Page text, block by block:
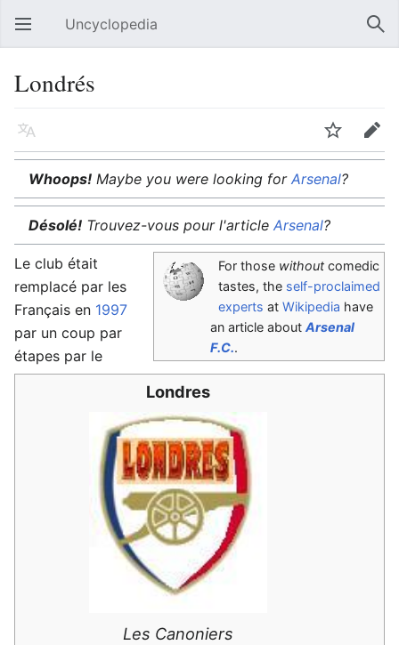
Open main menu Uncyclopedia
Londrés
Language Watch Edit
Whoops! Maybe you were looking for Arsenal?
Désolé! Trouvez-vous pour l'article Arsenal?
For those withoutcomedic
tastes, the self-proclaimed
experts at Wikipedia have
an article about Arsenal
F.C..
Londres
Les Canoniers
Le club était
remplacé par les
Français en 1997
par un coup par
étapes par le